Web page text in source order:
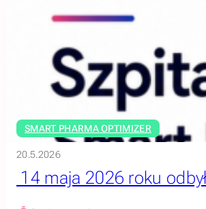
SMART PHARMA OPTIMIZER
20.5.2026
14 maja 2026 roku